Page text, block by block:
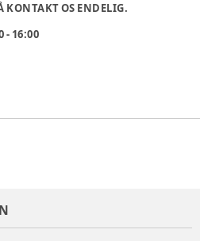
KONTAKT OS ENDELIG.
- 16:00